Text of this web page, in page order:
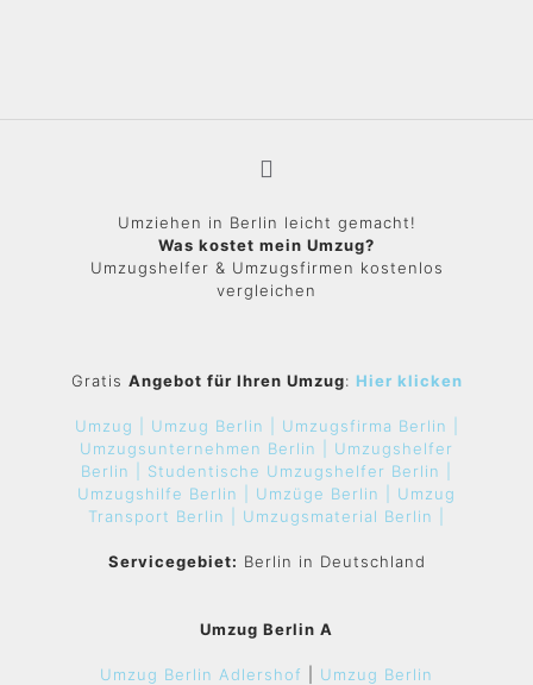
Umziehen in Berlin leicht gemacht!
Was kostet mein Umzug?
Umzugshelfer & Umzugsfirmen kostenlos
vergleichen
Gratis Angebot für Ihren Umzug: Hier klicken
Umzug | Umzug Berlin |
Umzugsfirma Berlin |
Umzugsunternehmen Berlin | Umzugshelfer
Berlin | Studentische Umzugshelfer Berlin |
Umzugshilfe Berlin | Umzüge Berlin | Umzug
Transport Berlin | Umzugsmaterial Berlin |
Servicegebiet: Berlin in Deutschland
Umzug Berlin A
Umzug Berlin Adlershof Umzug Berlin